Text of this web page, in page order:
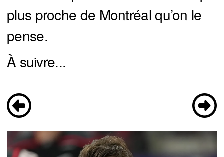
plus proche de Montréal qu’on le
pense.
À suivre...